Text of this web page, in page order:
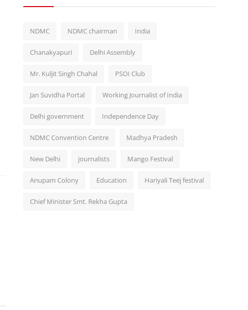
NDMC NDMC chairman India
Chanakyapuri Delhi Assembly
Mr. Kuljit Singh Chahal PSOI Club
Jan Suvidha Portal Working Journalist of India
Delhi government Independence Day
NDMC Convention Centre Madhya Pradesh
New Delhi journalists Mango Festival
Anupam Colony Education Hariyali Teej festival
Chief Minister Smt. Rekha Gupta